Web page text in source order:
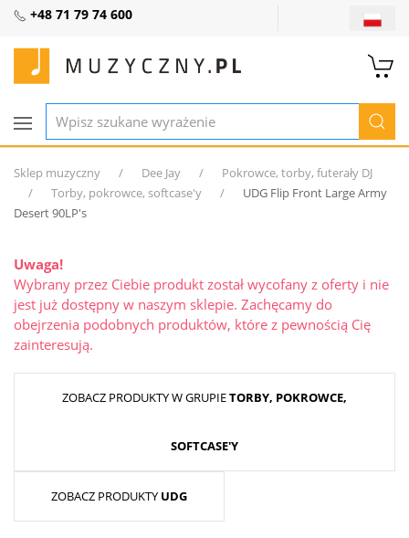
+48 71 79 74 600
Sklep muzyczny Dee Jay
Pokrowce, torby, futerały DJ
Torby, pokrowce, softcase'y
UDG Flip Front Large Army
Desert 90LP′s
Uwaga!
Wybrany przez Ciebie produkt został wycofany z oferty i nie
jest już dostępny w naszym sklepie. Zachęcamy do
obejrzenia podobnych produktów, które z pewnością Cię
zainteresują.
ZOBACZ PRODUKTY W GRUPIETORBY, POKROWCE,
SOFTCASE'Y
ZOBACZ PRODUKTY UDG